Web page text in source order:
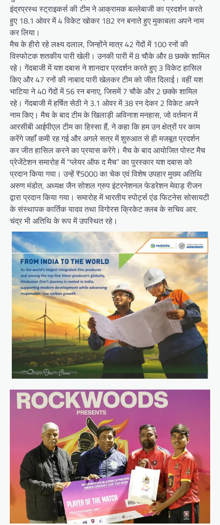
इंद्रप्रस्थ स्ट्राइकर्स की टीम ने आक्रामक बल्लेबाजी का प्रदर्शन करते
हुए 18.1 ओवर में 4 विकेट खोकर 182 रन बनाते हुए मुकाबला अपने नाम
कर लिया।
मैच के हीरो रहे लक्ष्य दलाल, जिन्होंने मात्र 42 गेंदों में 100 रनों की
विस्फोटक शतकीय पारी खेली। उनकी पारी में 8 चौके और 8 छक्के शामिल
रहे। गेंदबाजी में यश दबास ने शानदार प्रदर्शन करते हुए 3 विकेट हासिल
किए और 47 रनों की नाबाद पारी खेलकर टीम को जीत दिलाई। वहीं यश
भाटिया ने 40 गेंदों में 56 रन बनाए, जिसमें 7 चौके और 2 छक्के शामिल
रहे। गेंदबाजी में हर्षित सेठी ने 3.1 ओवर में 38 रन देकर 2 विकेट अपने
नाम किए। मैच के बाद टीम के खिलाड़ी अविनाश मनहास, जो वर्तमान में
आरसीबी आईपीएल टीम का हिस्सा हैं, ने कहा कि हम उन क्षेत्रों पर काम
करेंगे जहाँ कमी रह गई और अगले सत्र में शुरुआत से ही मजबूत प्रदर्शन
कर जीत हासिल करने का प्रयास करेंगे। मैच के बाद आयोजित पोस्ट मैच
प्रेजेंटेशन समारोह में “प्लेयर ऑफ द मैच” का पुरस्कार यश दबास को
प्रदान किया गया। उन्हें ₹5000 का चेक एवं विशेष उपहार मुख्य अतिथि
अरुण मंडोत, अध्यक्ष जैन सोशल ग्रुप इंटरनेशनल फेडरेशन मेवाड़ रीजन
द्वारा प्रदान किया गया। समारोह में भारतीय स्पोर्ट्स एंड फिटनेस सोसायटी
के संस्थापक कार्तिक यादव तथा विगोरस क्रिकेट क्लब के सचिव आर.
चंद्र भी अतिथि के रूप में उपस्थित रहे।